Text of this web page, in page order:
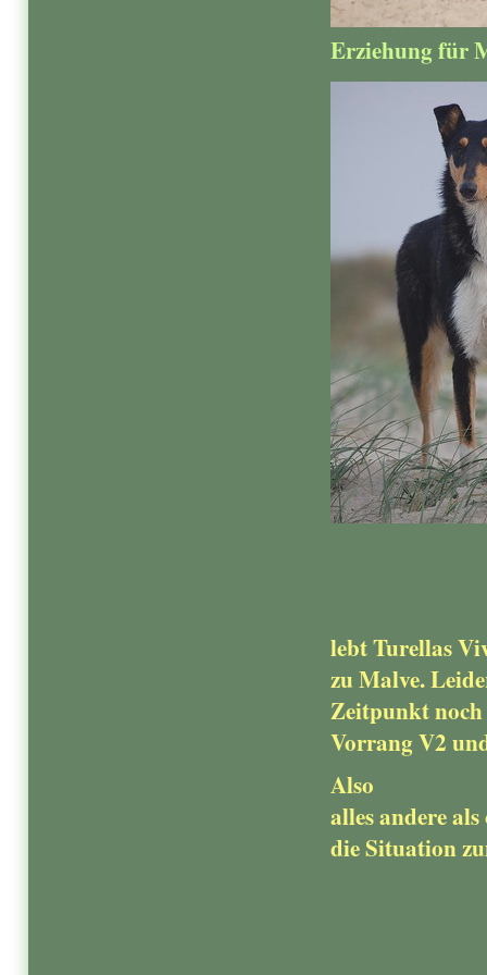
Erziehung für
lebt Turellas
zu Malve.
Zeitpunkt
Vorrang V2
Also
alles andere
die Situation